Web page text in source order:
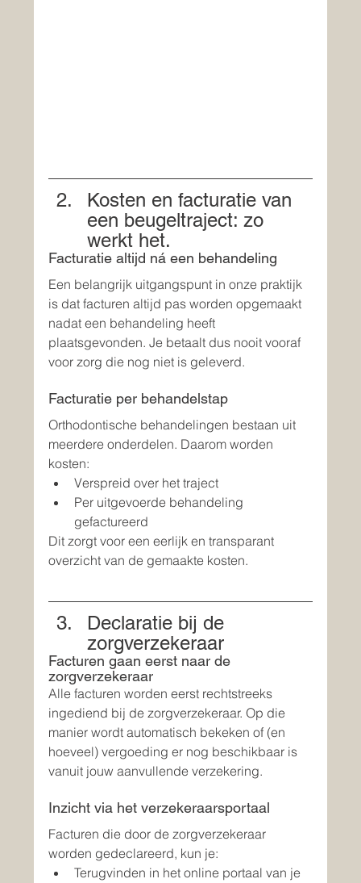
Kosten en facturatie van
een beugeltraject: zo
werkt het.
Facturatie altijd ná een behandeling
Een belangrijk uitgangspunt in onze praktijk
is dat facturen altijd pas worden opgemaakt
nadat een behandeling heeft
plaatsgevonden. Je betaalt dus nooit vooraf
voor zorg die nog niet is geleverd.
Facturatie per behandelstap
Orthodontische behandelingen bestaan uit
meerdere onderdelen. Daarom worden
kosten:
Verspreid over het traject
Per uitgevoerde behandeling
gefactureerd
Dit zorgt voor een eerlijk en transparant
overzicht van de gemaakte kosten.
Declaratie bij de
zorgverzekeraar
Facturen gaan eerst naar de
zorgverzekeraar
Alle facturen worden eerst rechtstreeks
ingediend bij de zorgverzekeraar. Op die
manier wordt automatisch bekeken of (en
hoeveel) vergoeding er nog beschikbaar is
vanuit jouw aanvullende verzekering.
Inzicht via het verzekeraarsportaal
Facturen die door de zorgverzekeraar
worden gedeclareerd, kun je:
Terugvinden in het online portaal van je